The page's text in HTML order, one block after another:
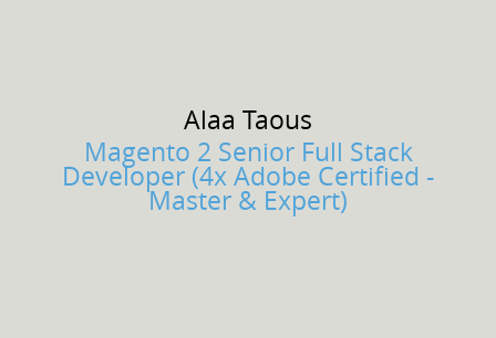
Alaa Taous
Magento 2 Senior Full Stack
Developer (4x Adobe Certified -
Master & Expert)